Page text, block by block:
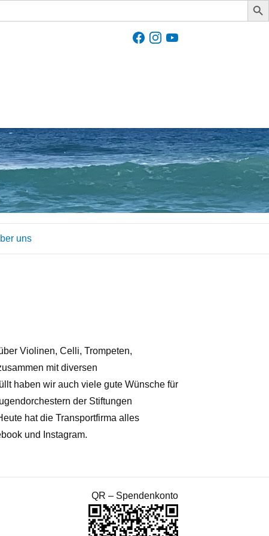
uns
Violinen, Celli, Trompeten,
mit diversen
haben wir auch viele gute Wünsche für
der Stiftungen
hat die Transportfirma alles
und Instagram.
QR – Spendenkonto